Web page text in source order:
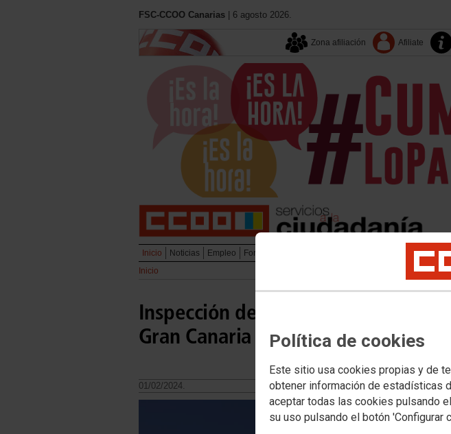
Política de cookies
Este sitio usa cookies propias y de
obtener información de estadísticas
aceptar todas las cookies pulsando
su uso pulsando el botón 'Configurar
FSC-CCOO Canarias | 6 agosto 2026.
Zona afiliación Afiliate
Inicio Noticias Empleo Formación Políticas Sociales
Inicio
Inspección de Trabajo da cuatro
Gran Canaria para establecer
01/02/2024.